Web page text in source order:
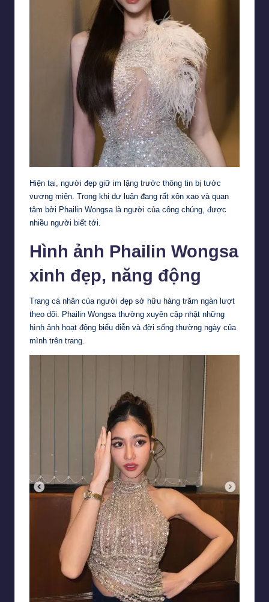
Hiện tại, người đẹp giữ im lặng trước thông tin bị tước
vương miện. Trong khi dư luận đang rất xôn xao và quan
tâm bởi Phailin Wongsa là người của công chúng, được
nhiều người biết tới.
Hình ảnh Phailin Wongsa
xinh đẹp, năng động
Trang cá nhân của người đẹp sở hữu hàng trăm ngàn lượt
theo dõi. Phailin Wongsa thường xuyên cập nhật những
hình ảnh hoạt động biểu diễn và đời sống thường ngày của
mình trên trang.